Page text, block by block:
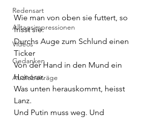
Redensart
Alltagsimpressionen
Videos
Gedanken
Audiobeiträge
Wie man von oben sie futtert, so
frisst sie:
Durchs Auge zum Schlund einen
Ticker
Von der Hand in den Mund ein
Honorar.
Was unten herauskommt, heisst
Lanz.
Und Putin muss weg. Und